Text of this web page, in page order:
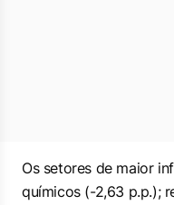
Os setores de maior
químicos (-2,63 p.p.);